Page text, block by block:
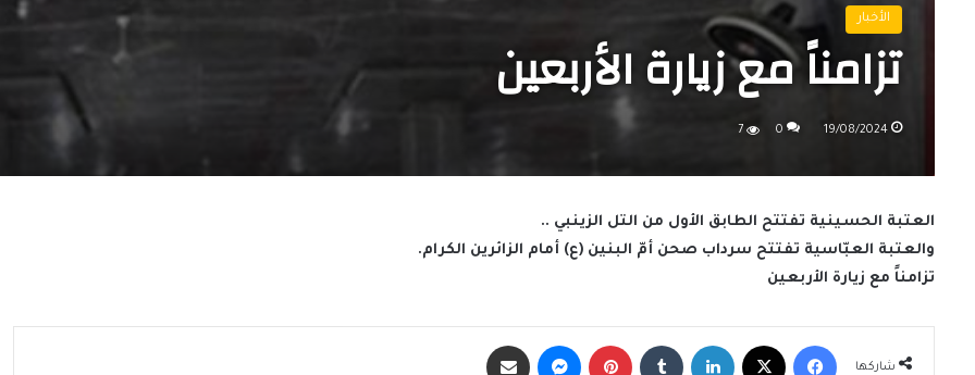
الأخبار
تزامناً مع زيارة الأربعين
19/08/2024
0
7
العتبة الحسينية تفتتح الطابق الأول من التل الزينبي ..
والعتبة العبّاسية تفتتح سرداب صحن أمّ البنين (ع) أمام الزائرين الكرام.
تزامناً مع زيارة الأربعين
شاركها